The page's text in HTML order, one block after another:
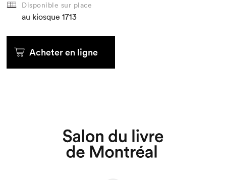
Que cherchez-vous?
Disponible sur place
au kiosque 1713
Acheter en ligne